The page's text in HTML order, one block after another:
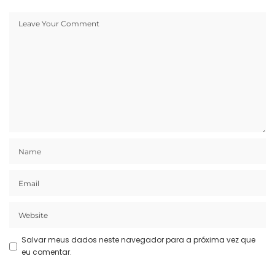
Salvar meus dados neste navegador para a próxima vez que
eu comentar.